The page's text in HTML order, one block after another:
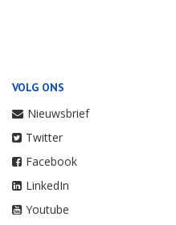
VOLG ONS
Nieuwsbrief
Twitter
Facebook
LinkedIn
Youtube